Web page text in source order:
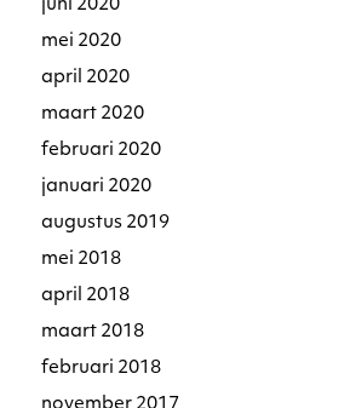
juni 2020
mei 2020
april 2020
maart 2020
februari 2020
januari 2020
augustus 2019
mei 2018
april 2018
maart 2018
februari 2018